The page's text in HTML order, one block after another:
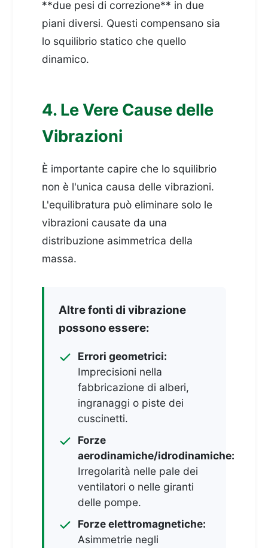
**due pesi di correzione** in due
piani diversi. Questi compensano sia
lo squilibrio statico che quello
dinamico.
4. Le Vere Cause delle
Vibrazioni
È importante capire che lo squilibrio
non è l'unica causa delle vibrazioni.
L'equilibratura può eliminare solo le
vibrazioni causate da una
distribuzione asimmetrica della
massa.
Altre fonti di vibrazione
possono essere:
Errori geometrici:
Imprecisioni nella
fabbricazione di alberi,
ingranaggi o piste dei
cuscinetti.
Forze
aerodinamiche/idrodinamiche:
Irregolarità nelle pale dei
ventilatori o nelle giranti
delle pompe.
Forze elettromagnetiche:
Asimmetrie negli